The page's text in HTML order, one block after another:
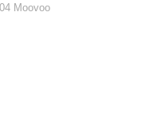
Moovoo